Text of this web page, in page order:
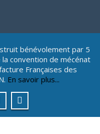
bénévolement par 5
convention de mécénat
Françaises des
En savoir plus...